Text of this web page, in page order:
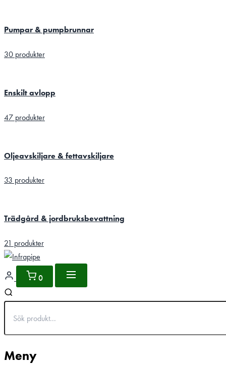
Pumpar & pumpbrunnar
30 produkter
Enskilt avlopp
47 produkter
Oljeavskiljare & fettavskiljare
33 produkter
Trädgård & jordbruksbevattning
21 produkter
0
Meny